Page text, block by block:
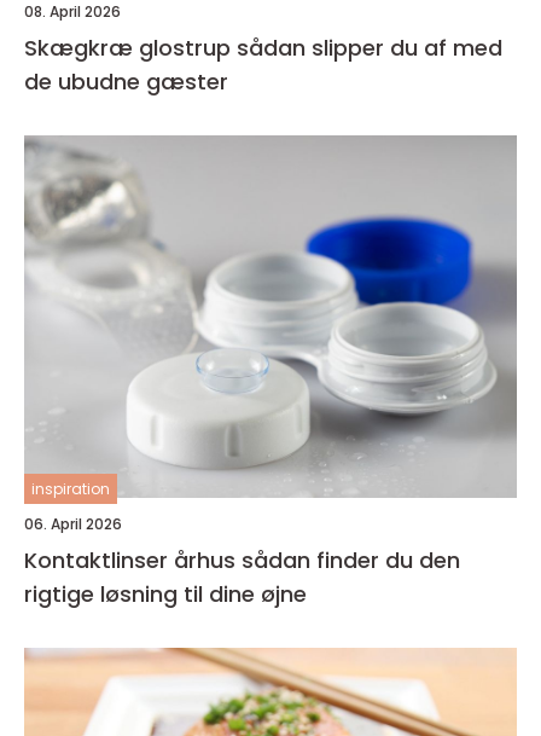
08. April 2026
Skægkræ glostrup sådan slipper du af med
de ubudne gæster
inspiration
06. April 2026
Kontaktlinser århus sådan finder du den
rigtige løsning til dine øjne